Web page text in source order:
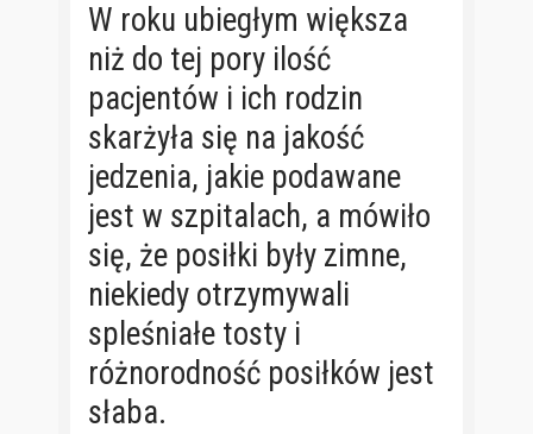
W roku ubiegłym większa
niż do tej pory ilość
pacjentów i ich rodzin
skarżyła się na jakość
jedzenia, jakie podawane
jest w szpitalach, a mówiło
się, że posiłki były zimne,
niekiedy otrzymywali
spleśniałe tosty i
różnorodność posiłków jest
słaba.